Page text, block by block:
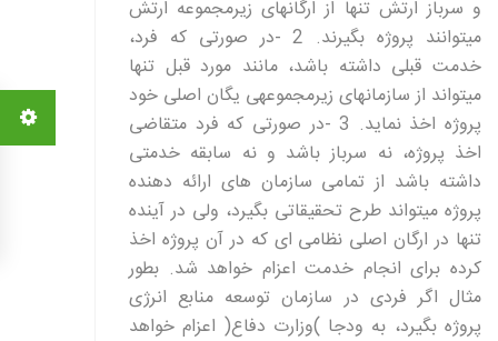
و سرباز ارتش تنها از ارگانهای زیرمجموعه ارتش
میتوانند پروژه بگیرند. 2 -در صورتی که فرد،
خدمت قبلی داشته باشد، مانند مورد قبل تنها
میتواند از سازمانهای زیرمجموعهی یگان اصلی خود
پروژه اخذ نماید. 3 -در صورتی که فرد متقاضی
اخذ پروژه، نه سرباز باشد و نه سابقه خدمتی
داشته باشد از تمامی سازمان های ارائه دهنده
پروژه میتواند طرح تحقیقاتی بگیرد، ولی در آینده
تنها در ارگان اصلی نظامی ای که در آن پروژه اخذ
کرده برای انجام خدمت اعزام خواهد شد. بطور
مثال اگر فردی در سازمان توسعه منابع انرژی
پروژه بگیرد، به ودجا )وزارت دفاع( اعزام خواهد